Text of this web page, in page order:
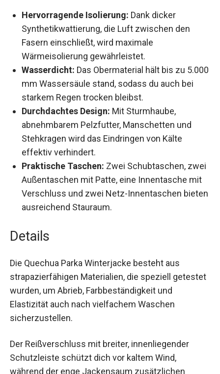
Synthetikwattierung, die Luft zwischen den
Fasern einschließt, wird maximale
Wärmeisolierung gewährleistet.
Wasserdicht:Das Obermaterial hält bis zu
5.000 mm Wassersäule stand, sodass du
auch bei starkem Regen trocken bleibst.
Durchdachtes Design:Mit Sturmhaube,
abnehmbarem Pelzfutter, Manschetten und
Stehkragen wird das Eindringen von Kälte
effektiv verhindert.
Praktische Taschen:
zwei Außentaschen mit Patte, eine
Innentasche mit Verschluss und zwei Netz-
Innentaschen bieten ausreichend Stauraum.
Details
strapazierfähigen Materialien, die speziell
getestet wurden, um Abrieb, Farbbeständigkeit
und Elastizität auch nach vielfachem Waschen
sicherzustellen.
Schutzleiste schützt dich vor kaltem Wind,
während der enge Jackensaum zusätzlichen